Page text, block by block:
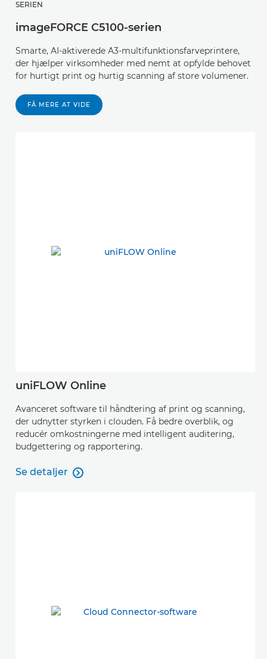
SERIEN
imageFORCE C5100-serien
Smarte, AI-aktiverede A3-multifunktionsfarveprintere,
der hjælper virksomheder med nemt at opfylde behovet
for hurtigt print og hurtig scanning af store volumener.
FÅ MERE AT VIDE
uniFLOW Online
Avanceret software til håndtering af print og scanning,
der udnytter styrken i clouden. Få bedre overblik, og
reducér omkostningerne med intelligent auditering,
budgettering og rapportering.
Se detaljer
Se detaljer
